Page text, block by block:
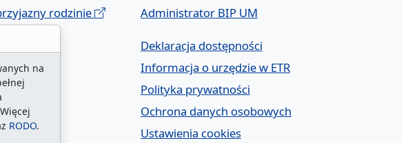
na
RODO.
rodzinie
Administrator BIP UM
Deklaracja dostępności
Informacja o urzędzie w ETR
Polityka prywatności
Ochrona danych osobowych
Ustawienia cookies